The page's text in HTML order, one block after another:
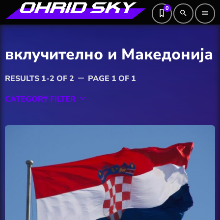
0
search menu
вклучително и Македонија
RESULTS 1-2 OF 2 remove PAGE 1 OF 1
CATEGORY FILTER keyboard_arrow_down
Software
Wellness